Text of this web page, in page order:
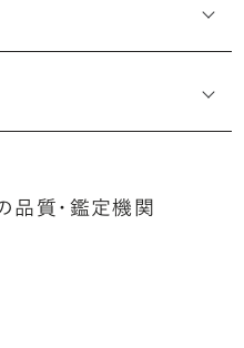
品質・鑑定機関